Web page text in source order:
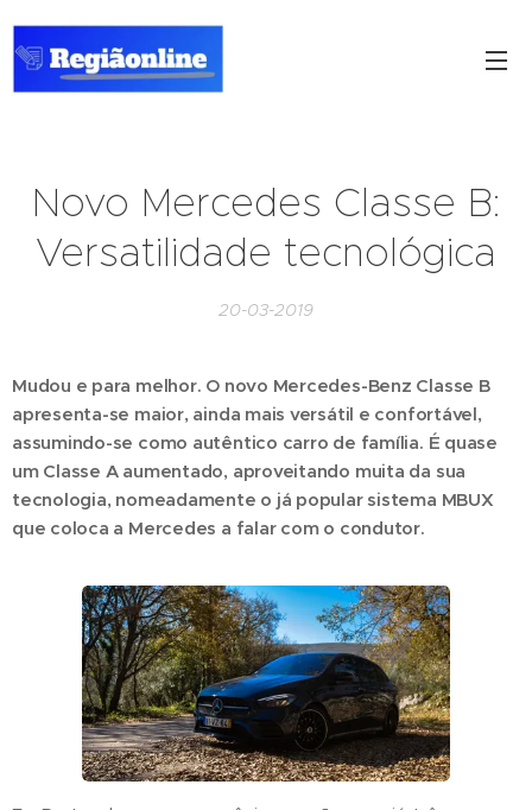
Novo Mercedes Classe B:
Versatilidade tecnológica
20-03-2019
Mudou e para melhor. O novo Mercedes-Benz Classe B
apresenta-se maior, ainda mais versátil e confortável,
assumindo-se como autêntico carro de família. É quase
um Classe A aumentado, aproveitando muita da sua
tecnologia, nomeadamente o já popular sistema MBUX
que coloca a Mercedes a falar com o condutor.